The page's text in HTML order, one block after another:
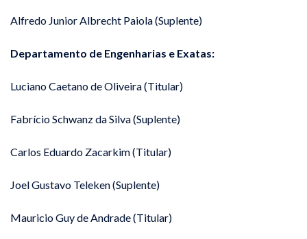
Alfredo Junior Albrecht Paiola (Suplente)
Departamento de Engenharias e Exatas:
Luciano Caetano de Oliveira (Titular)
Fabrício Schwanz da Silva (Suplente)
Carlos Eduardo Zacarkim (Titular)
Joel Gustavo Teleken (Suplente)
Mauricio Guy de Andrade (Titular)